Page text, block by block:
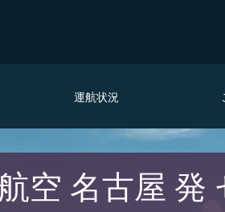
運航状況
空 名古屋 発